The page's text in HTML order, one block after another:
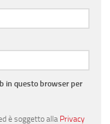
in questo browser per
è soggetto alla Privacy